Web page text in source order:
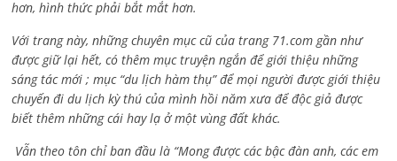
hơn, hình thức phải bắt mắt hơn.
Với trang này, những chuyên mục cũ của trang 71.com gần như
được giữ lại hết, có thêm mục truyện ngắn để giới thiệu những
sáng tác mới ; mục “du lịch hàm thụ” để mọi người được giới thiệu
chuyến đi du lịch kỳ thú của mình hồi năm xưa để độc giả được
biết thêm những cái hay lạ ở một vùng đất khác.
Vẫn theo tôn chỉ ban đầu là “Mong được các bậc đàn anh, các em